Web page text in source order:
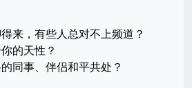
来，有些人总对不上频道？
的天性？
同事、伴侣和平共处？